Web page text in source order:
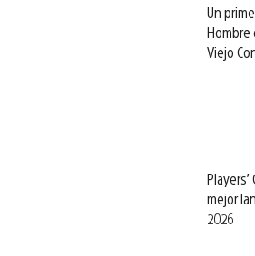
Un
Hombre
Viejo
mejor
2026